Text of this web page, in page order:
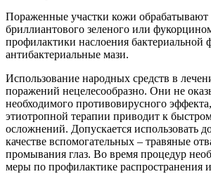
Пораженные участки кожи обрабатывают
бриллиантового зеленого или
профилактики наслоения бактериальной
антибактериальные мази.
Использование народных средств в
поражений нецелесообразно. Они не
необходимого противовирусного
этиотропной терапии приводит к
осложнений. Допускается использовать
качестве вспомогательных – травяные
промывания глаз. Во время процедур
меры по профилактике распространения